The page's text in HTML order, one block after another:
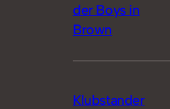
der Boys in
Brown
Klubstander